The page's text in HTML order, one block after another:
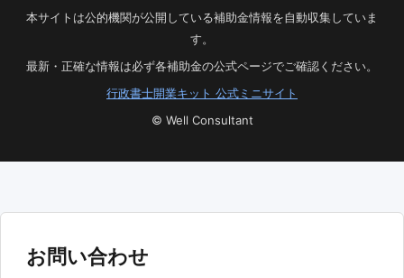
本サイトは公的機関が公開している補助金情報を自動収集していま
す。
最新・正確な情報は必ず各補助金の公式ページでご確認ください。
行政書士開業キット 公式ミニサイト
© Well Consultant
お問い合わせ